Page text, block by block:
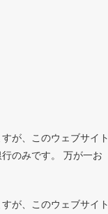
が、このウェブサイト
のみです。 万が一お
が、このウェブサイト